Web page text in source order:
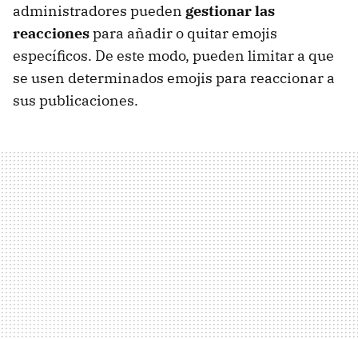
administradores pueden gestionar las
reaccionespara añadir o quitar emojis
específicos. De este modo, pueden limitar a que
se usen determinados emojis para reaccionar a
sus publicaciones.